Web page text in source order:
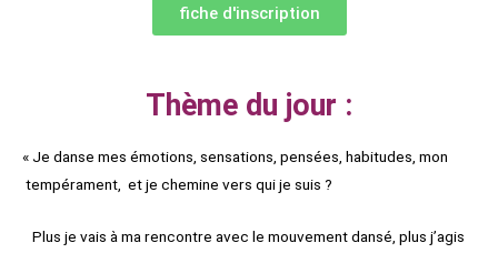
fiche d'inscription
Thème du jour :
« Je danse mes émotions, sensations, pensées, habitudes, mon
tempérament, et je chemine vers qui je suis ?
Plus je vais à ma rencontre avec le mouvement dansé, plus j’agis